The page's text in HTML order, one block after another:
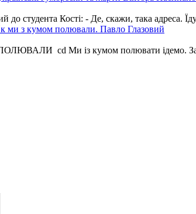
Кості: - Де, скажи, така адреса.
ми з кумом полювали. Павло Глазовий
cd Ми із кумом полювати ідемо.